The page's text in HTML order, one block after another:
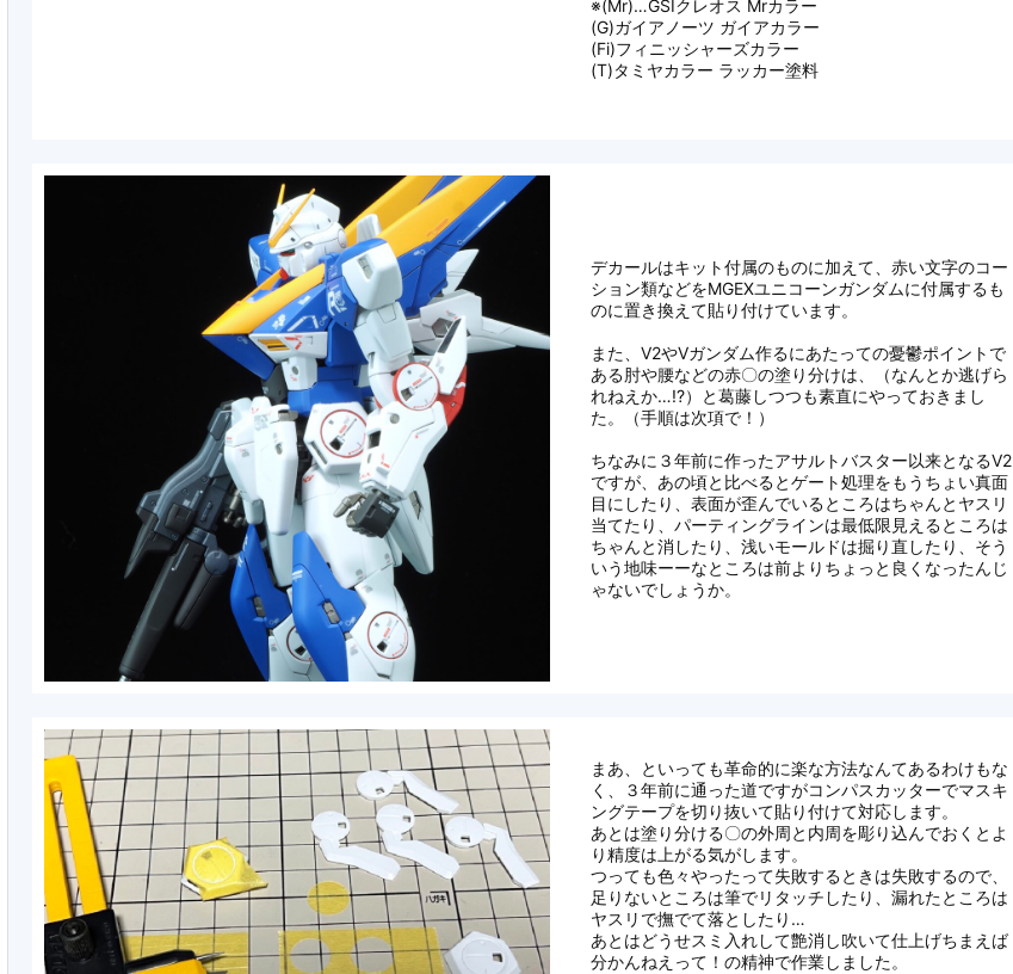
※(Mr)…GSIクレオス Mrカラー
(G)ガイアノーツ ガイアカラー
(Fi)フィニッシャーズカラー
(T)タミヤカラー ラッカー塗料
デカールはキット付属のものに加えて、赤い文字のコー
ション類などをMGEXユニコーンガンダムに付属するも
のに置き換えて貼り付けています。
また、V2やVガンダム作るにあたっての憂鬱ポイントで
ある肘や腰などの赤〇の塗り分けは、（なんとか逃げら
れねえか…!?）と葛藤しつつも素直にやっておきまし
た。（手順は次項で！）
ちなみに３年前に作ったアサルトバスター以来となるV2
ですが、あの頃と比べるとゲート処理をもうちょい真面
目にしたり、表面が歪んでいるところはちゃんとヤスリ
当てたり、パーティングラインは最低限見えるところは
ちゃんと消したり、浅いモールドは掘り直したり、そう
いう地味ーーなところは前よりちょっと良くなったんじ
ゃないでしょうか。
まあ、といっても革命的に楽な方法なんてあるわけもな
く、３年前に通った道ですがコンパスカッターでマスキ
ングテープを切り抜いて貼り付けて対応します。
あとは塗り分ける〇の外周と内周を彫り込んでおくとよ
り精度は上がる気がします。
つっても色々やったって失敗するときは失敗するので、
足りないところは筆でリタッチしたり、漏れたところは
ヤスリで撫でて落としたり…
あとはどうせスミ入れして艶消し吹いて仕上げちまえば
分かんねえって！の精神で作業しました。